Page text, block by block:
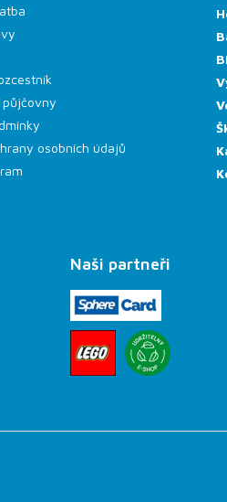
osobních údajů
Naši partneři